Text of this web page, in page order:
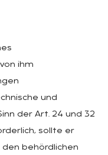
ihm
und
der Art. 24 und 32
sollte er
behördlichen